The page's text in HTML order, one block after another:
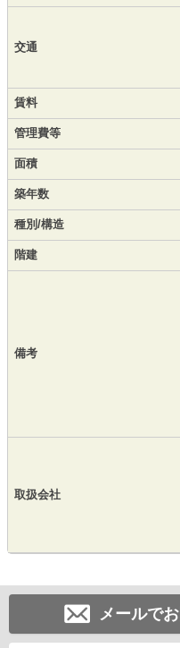
交通
賃料
管理費等
面積
築年数
種別/構造
階建
備考
取扱会社
メールで